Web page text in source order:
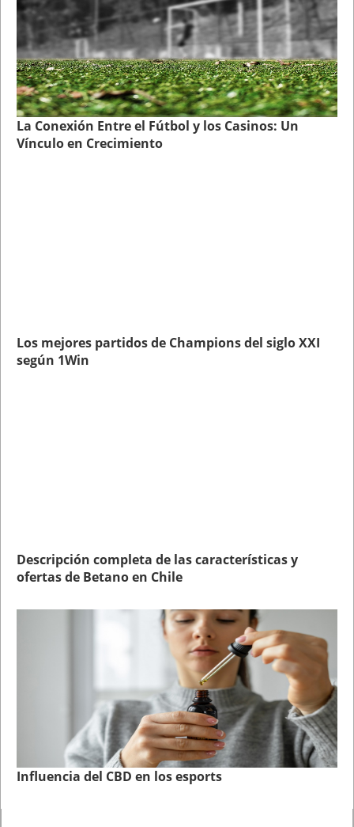
La Conexión Entre el Fútbol y los Casinos: Un
Vínculo en Crecimiento
Los mejores partidos de Champions del siglo XXI
según 1Win
Descripción completa de las características y
ofertas de Betano en Chile
Influencia del CBD en los esports